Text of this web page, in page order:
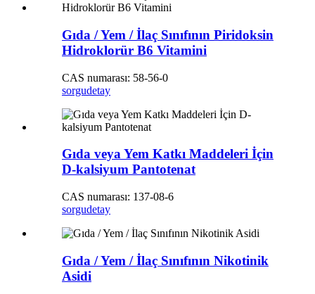
Gıda / Yem / İlaç Sınıfının Piridoksin
Hidroklorür B6 Vitamini
CAS numarası: 58-56-0
sorgudetay
Gıda veya Yem Katkı Maddeleri İçin
D-kalsiyum Pantotenat
CAS numarası: 137-08-6
sorgudetay
Gıda / Yem / İlaç Sınıfının Nikotinik
Asidi